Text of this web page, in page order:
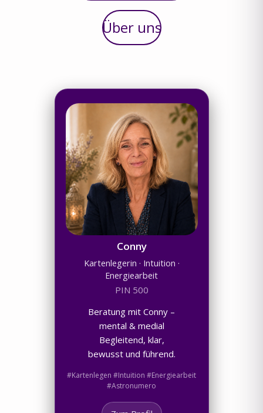
Über uns
Conny
Kartenlegerin · Intuition ·
Energiearbeit
PIN 500
Beratung mit Conny –
mental & medial
Begleitend, klar,
bewusst und führend.
#Kartenlegen #Intuition #Energiearbeit
#Astronumero